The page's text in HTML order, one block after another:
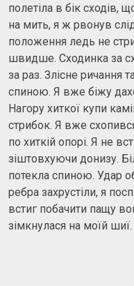
полетіла в бік сходів,
на мить, я ж рвонув
положення ледь не
швидше. Сходинка за
за раз. Злісне ричання
спиною. Я вже біжу
Нагору хиткої купи
стрибок. Я вже
по хиткій опорі. Я не
зіштовхуючи донизу.
потекла спиною. Удар
ребра захрустіли, я
встиг побачити пащу
зімкнулася на моїй